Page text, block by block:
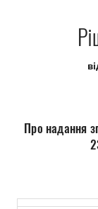
Про надання